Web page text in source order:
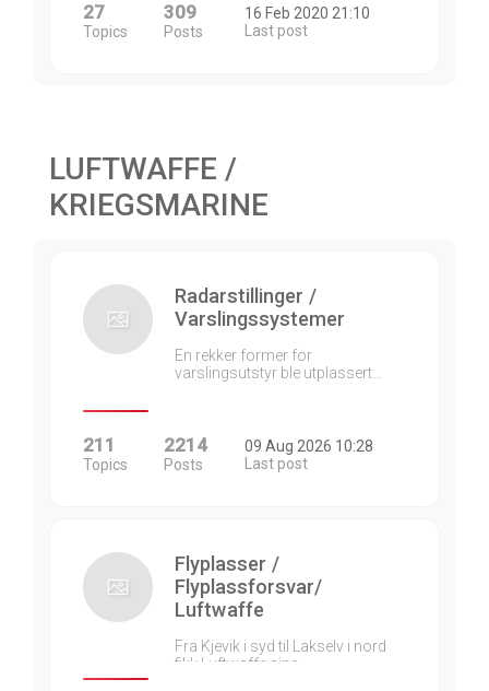
27
Topics
309
Posts
16 Feb 2020 21:10
Last post
LUFTWAFFE /
KRIEGSMARINE
Radarstillinger /
Varslingssystemer
En rekker former for
varslingsutstyr ble utplassert…
211
Topics
2214
Posts
09 Aug 2026 10:28
Last post
Flyplasser /
Flyplassforsvar/
Luftwaffe
Fra Kjevik i syd til Lakselv i nord
fikk Luftwaffe sine…